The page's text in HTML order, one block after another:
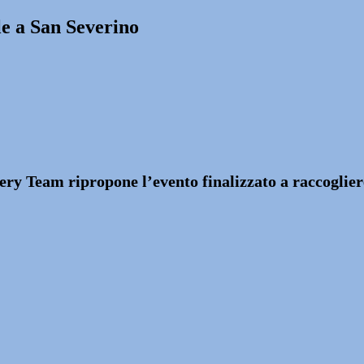
a San Severino
Team ripropone l’evento finalizzato a